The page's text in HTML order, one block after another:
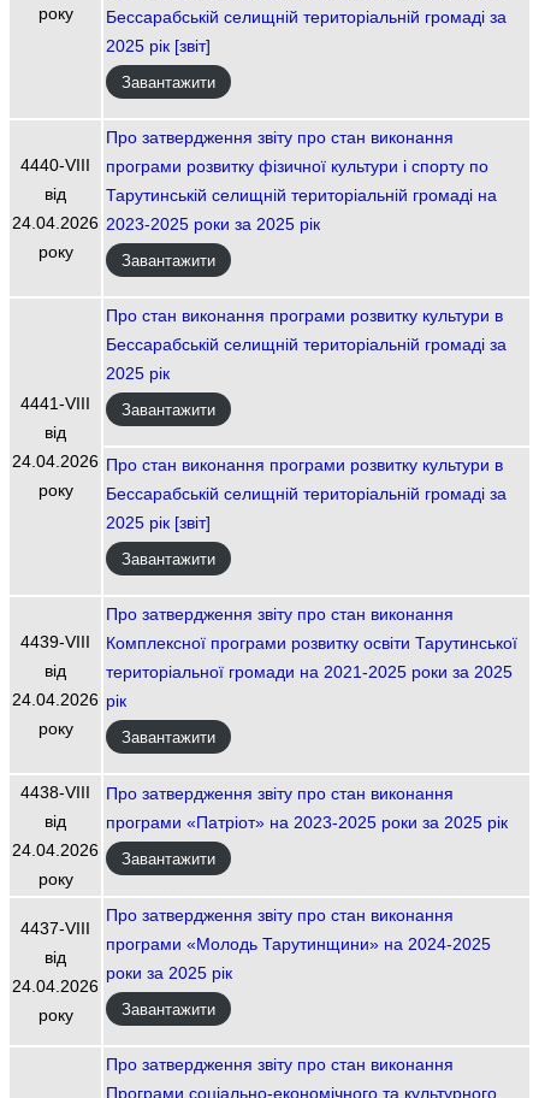
року
Бессарабській селищній територіальній громаді за
2025 рік [звіт]
Завантажити
4440-VIІI
від
24.04.2026
року
Про затвердження звіту про стан виконання
програми розвитку фізичної культури і спорту по
Тарутинській селищній територіальній громаді на
2023-2025 роки за 2025 рік
Завантажити
4441-VIIІ
від
24.04.2026
року
Про стан виконання програми розвитку культури в
Бессарабській селищній територіальній громаді за
2025 рік
Завантажити
Про стан виконання програми розвитку культури в
Бессарабській селищній територіальній громаді за
2025 рік [звіт]
Завантажити
4439-VIІI
від
24.04.2026
року
Про затвердження звіту про стан виконання
Комплексної програми розвитку освіти Тарутинської
територіальної громади на 2021-2025 роки за 2025
рік
Завантажити
4438-VIІI
від
24.04.2026
року
Про затвердження звіту про стан виконання
програми «Патріот» на 2023-2025 роки за 2025 рік
Завантажити
4437-VIІI
від
24.04.2026
року
Про затвердження звіту про стан виконання
програми «Молодь Тарутинщини» на 2024-2025
роки за 2025 рік
Завантажити
Про затвердження звіту про стан виконання
Програми соціально-економічного та культурного